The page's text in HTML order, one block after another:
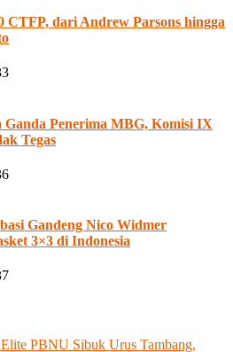
CTFP, dari Andrew Parsons hingga
Ganda Penerima MBG, Komisi IX
Tegas
Gandeng Nico Widmer
3×3 di Indonesia
PBNU Sibuk Urus Tambang,